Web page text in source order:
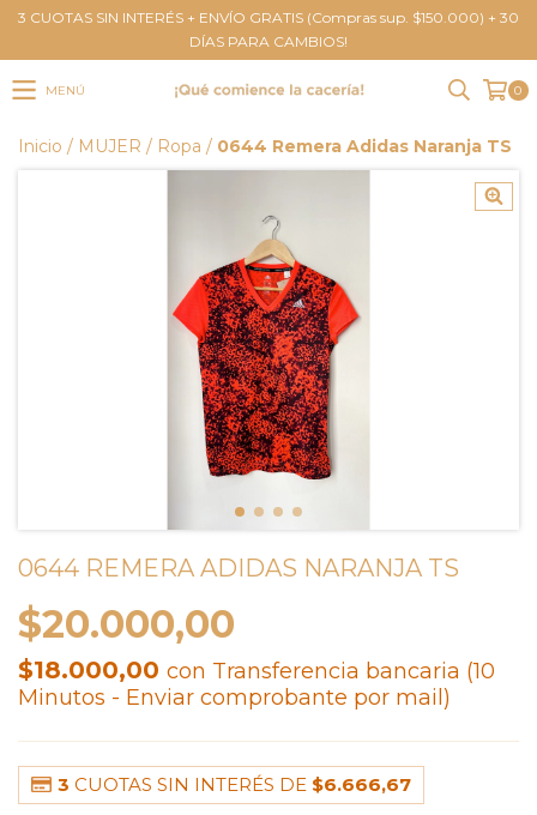
3 CUOTAS SIN INTERÉS + ENVÍO GRATIS (Compras sup. $150.000) + 30
DÍAS PARA CAMBIOS!
MENÚ 0
Inicio / MUJER / Ropa / 0644 Remera Adidas Naranja TS
0644 REMERA ADIDAS NARANJA TS
$20.000,00
$18.000,00 con Transferencia bancaria (10
Minutos - Enviar comprobante por mail)
3 CUOTAS SIN INTERÉS DE $6.666,67